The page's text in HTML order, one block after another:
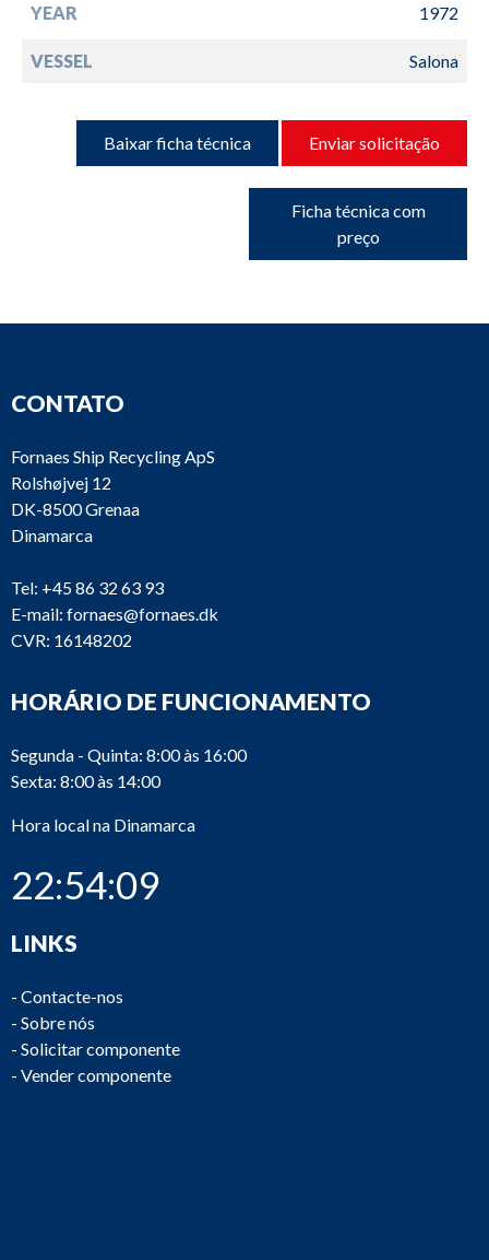
YEAR 1972
VESSEL Salona
Baixar ficha técnica Enviar solicitação
Ficha técnica com
preço
CONTATO
Fornaes Ship Recycling ApS
Rolshøjvej 12
DK-8500 Grenaa
Dinamarca
Tel: +45 86 32 63 93
E-mail: fornaes@fornaes.dk
CVR: 16148202
HORÁRIO DE FUNCIONAMENTO
Segunda - Quinta: 8:00 às 16:00
Sexta: 8:00 às 14:00
Hora local na Dinamarca
22:54:10
LINKS
- Contacte-nos
- Sobre nós
- Solicitar componente
- Vender componente